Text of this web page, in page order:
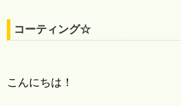
コーティング☆
こんにちは！